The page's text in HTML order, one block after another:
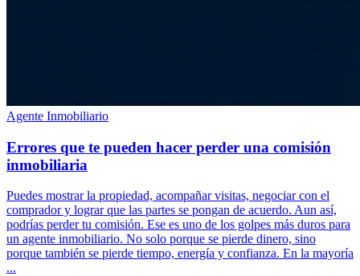
Agente Inmobiliario
Errores que te pueden hacer perder una comisión
inmobiliaria
Puedes mostrar la propiedad, acompañar visitas, negociar con el
comprador y lograr que las partes se pongan de acuerdo. Aun así,
podrías perder tu comisión. Ese es uno de los golpes más duros para
un agente inmobiliario. No solo porque se pierde dinero, sino
porque también se pierde tiempo, energía y confianza. En la mayoría
...